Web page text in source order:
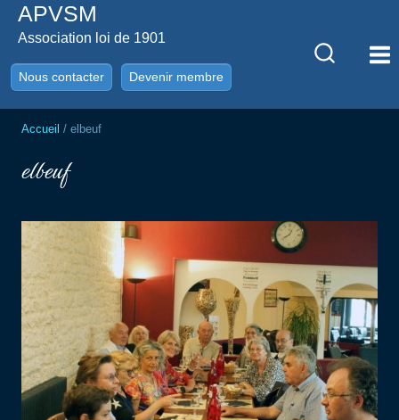
AllerAPVSM
Association loi de 1901
Nous contacter Devenir membre
Accueil / elbeuf
elbeuf